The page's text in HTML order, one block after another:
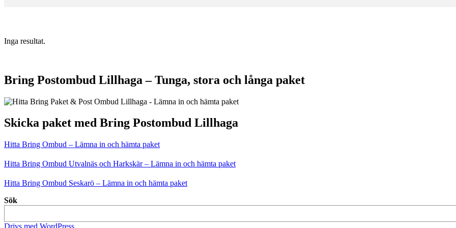
Inga resultat.
Bring Postombud Lillhaga – Tunga, stora och långa paket
Skicka paket med Bring Postombud Lillhaga
Hitta Bring Ombud – Lämna in och hämta paket
Hitta Bring Ombud Utvalnäs och Harkskär – Lämna in och hämta paket
Hitta Bring Ombud Seskarö – Lämna in och hämta paket
Sök